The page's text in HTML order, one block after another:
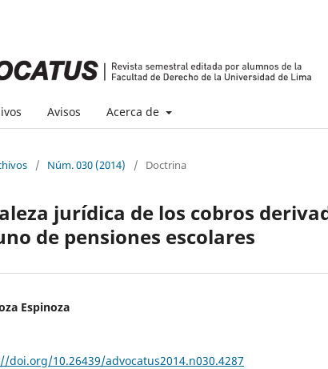
Avisos Acerca de
/ Núm. 030 (2014) / Doctrina
jurídica de los cobros
de pensiones escolares
Espinoza
doi.org/10.26439/advocatus2014.n030.4287